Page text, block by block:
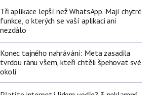
Tři aplikace lepší než WhatsApp. Mají chytré
funkce, o kterých se vaší aplikaci ani
nezdálo
Konec tajného nahrávání: Meta zasadila
tvrdou ránu všem, kteří chtěli špehovat své
okolí